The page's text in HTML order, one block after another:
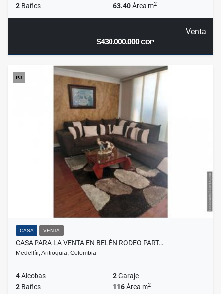
2 Baños 63.40Área m2
Venta
$430.000.000COP
PJ
CASA VENTA
CASA PARA LA VENTA EN BELÉN RODEO PART…
Medellín, Antioquia, Colombia
4Alcobas 2Garaje
2 Baños 116Área m2